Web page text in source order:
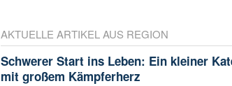
AKTUELLE ARTIKEL AUS REGION
Schwerer Start ins Leben: Ein kleiner
mit großem Kämpferherz